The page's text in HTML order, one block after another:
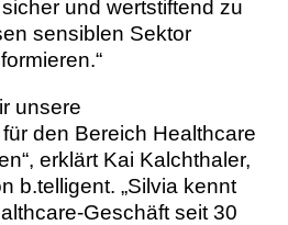
und wertstiftend zu
sensiblen Sektor
unsere
den Bereich Healthcare
erklärt Kai Kalchthaler,
b.telligent. „Silvia kennt
Geschäft seit 30